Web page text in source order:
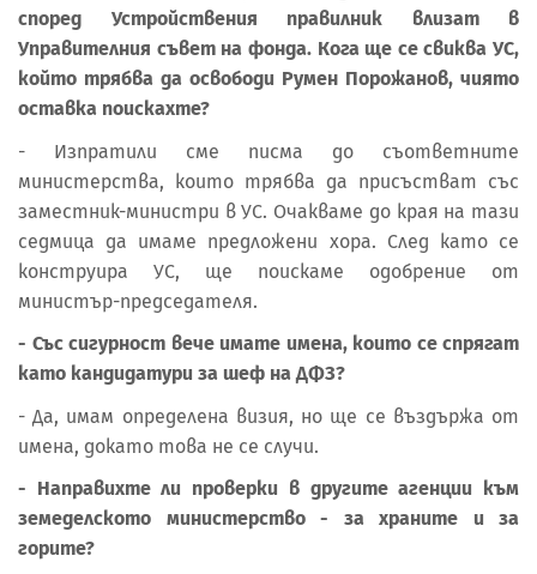
според Устройствения правилник влизат в
Управителния съвет на фонда. Кога ще се свиква УС,
който трябва да освободи Румен Порожанов, чиято
оставка поискахте?
- Изпратили сме писма до съответните
министерства, които трябва да присъстват със
заместник-министри в УС. Очакваме до края на тази
седмица да имаме предложени хора. След като се
конструира УС, ще поискаме одобрение от
министър-председателя.
- Със сигурност вече имате имена, които се спрягат
като кандидатури за шеф на ДФЗ?
- Да, имам определена визия, но ще се въздържа от
имена, докато това не се случи.
- Направихте ли проверки в другите агенции към
земеделското министерство - за храните и за
горите?